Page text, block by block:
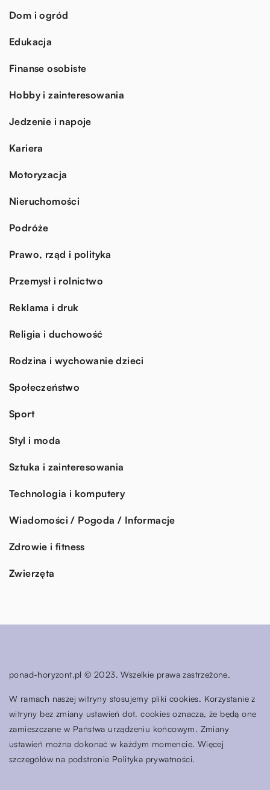
Dom i ogród
Edukacja
Finanse osobiste
Hobby i zainteresowania
Jedzenie i napoje
Kariera
Motoryzacja
Nieruchomości
Podróże
Prawo, rząd i polityka
Przemysł i rolnictwo
Reklama i druk
Religia i duchowość
Rodzina i wychowanie dzieci
Społeczeństwo
Sport
Styl i moda
Sztuka i zainteresowania
Technologia i komputery
Wiadomości / Pogoda / Informacje
Zdrowie i fitness
Zwierzęta
ponad-horyzont.pl © 2023. Wszelkie prawa zastrzeżone.
W ramach naszej witryny stosujemy pliki cookies. Korzystanie z
witryny bez zmiany ustawień dot. cookies oznacza, że będą one
zamieszczane w Państwa urządzeniu końcowym. Zmiany
ustawień można dokonać w każdym momencie. Więcej
szczegółów na podstronie Polityka prywatności.